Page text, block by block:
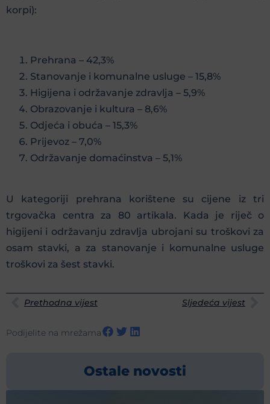
korpi):
Prehrana – 42,3%
Stanovanje i komunalne usluge – 15,8%
Higijena i održavanje zdravlja – 5,9%
Obrazovanje i kultura – 8,6%
Odjeća i obuća – 15,3%
Prijevoz – 7,0%
Održavanje domaćinstva – 5,1%
U kategoriji prehrana korištene su cijene iz tri
trgovačka centra za 80 artikala. Kada je riječ o
higijeni i održavanju zdravlja ubrojani su troškovi za
osam stavki, a za stanovanje i komunalne usluge
troškovi za šest stavki.
Prethodna vijest Sljedeća vijest
Podijelite na mrežama
Ostale novosti